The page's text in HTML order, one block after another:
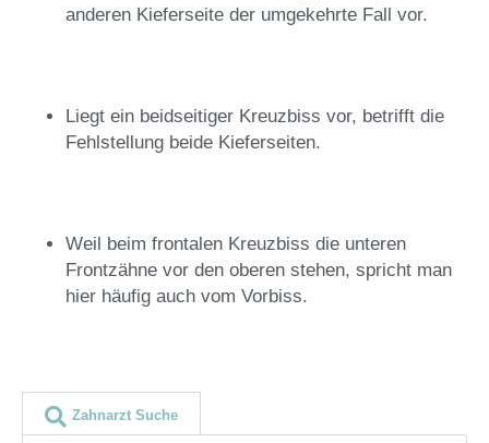
anderen Kieferseite der umgekehrte Fall vor.
Liegt ein beidseitiger Kreuzbiss vor, betrifft die
Fehlstellung beide Kieferseiten.
Weil beim frontalen Kreuzbiss die unteren
Frontzähne vor den oberen stehen, spricht man
hier häufig auch vom Vorbiss.
Zahnarzt Suche